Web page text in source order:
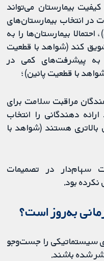
بیمارستان می‌تواند
در انتخاب بیمارستان‌های
بیمارستان‌ها را به
کند (‌شواهد با قطعیت
پیشرفت‌های کمی در
با قطعیت پائین)؛
مراقبت سلامت برای
دهندگانی را انتخاب
هستند (شواهد با
سهام‌دار در تصمیمات
نکرده بود.
به‌روز است؟
سیستماتیکی را جست‌وجو